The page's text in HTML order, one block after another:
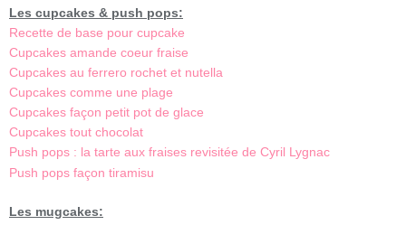
Les cupcakes & push pops:
Recette de base pour cupcake
Cupcakes amande coeur fraise
Cupcakes au ferrero rochet et nutella
Cupcakes comme une plage
Cupcakes façon petit pot de glace
Cupcakes tout chocolat
Push pops : la tarte aux fraises revisitée de Cyril Lygnac
Push pops façon tiramisu
Les mugcakes: